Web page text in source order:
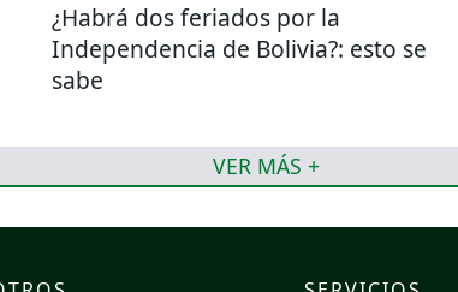
¿Habrá dos feriados por la
Independencia de Bolivia?: esto se
sabe
VER MÁS +